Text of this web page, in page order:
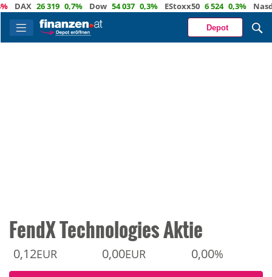
26 319 0,7% Dow 54 037 0,3% EStoxx50 6 524 0,3% Nasdaq
Depot
FendX Technologies Aktie
0,12EUR 0,00EUR 0,00%